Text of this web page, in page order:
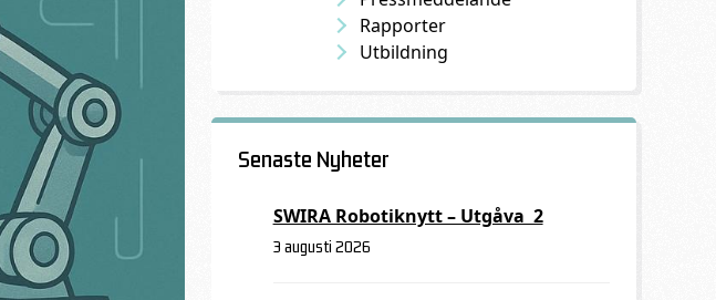
Rapporter
Utbildning
Senaste Nyheter
SWIRA Robotiknytt – Utgåva 2
3 augusti 2026